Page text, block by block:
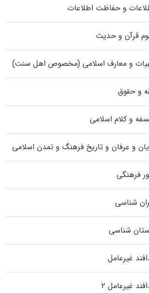
و حفاظت اطلاعات
قرآن و حدیث
و معارف اسلامی (مخصوص اهل سنت)
و حقوق
و کلام اسلامی
و عرفان و تاریخ فرهنگ و تمدن اسلامی
فرهنگی
شناسی
شناسی
غیرعامل
غیرعامل ۲